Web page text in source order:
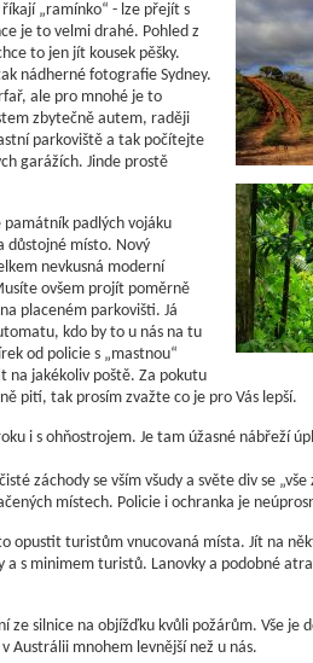
„ramínko“ - lze přejít s
je to velmi drahé. Pohled z
to jen jít kousek pěšky.
nádherné fotografie Sydney.
ale pro mnohé je to
zbytečně autem, raději
parkoviště a tak počítejte
garážích. Jinde prostě
padlých vojáku
důstojné místo. Nový
nevkusná moderní
ovšem projít poměrně
placeném parkovišti. Já
kdo by to u nás na tu
od policie s „mastnou“
na jakékoliv poště. Za pokutu
pití, tak prosím zvažte co je pro Vás lepší.
i s ohňostrojem. Je tam úžasné nábřeží
záchody se vším všudy a světe div se „vše
místech. Policie i ochranka je
opustit turistům vnucovaná místa. Jít na
a s minimem turistů. Lanovky a podobné
ze silnice na objížďku kvůli požárům. Vše je
Austrálii mnohem levnější než u nás.